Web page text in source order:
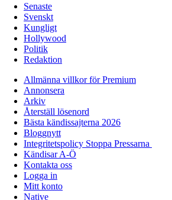
Senaste
Svenskt
Kungligt
Hollywood
Politik
Redaktion
Allmänna villkor för Premium
Annonsera
Arkiv
Återställ lösenord
Bästa kändissajterna 2026
Bloggnytt
Integritetspolicy Stoppa Pressarna
Kändisar A-Ö
Kontakta oss
Logga in
Mitt konto
Native